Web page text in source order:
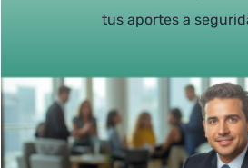
tus aportes a